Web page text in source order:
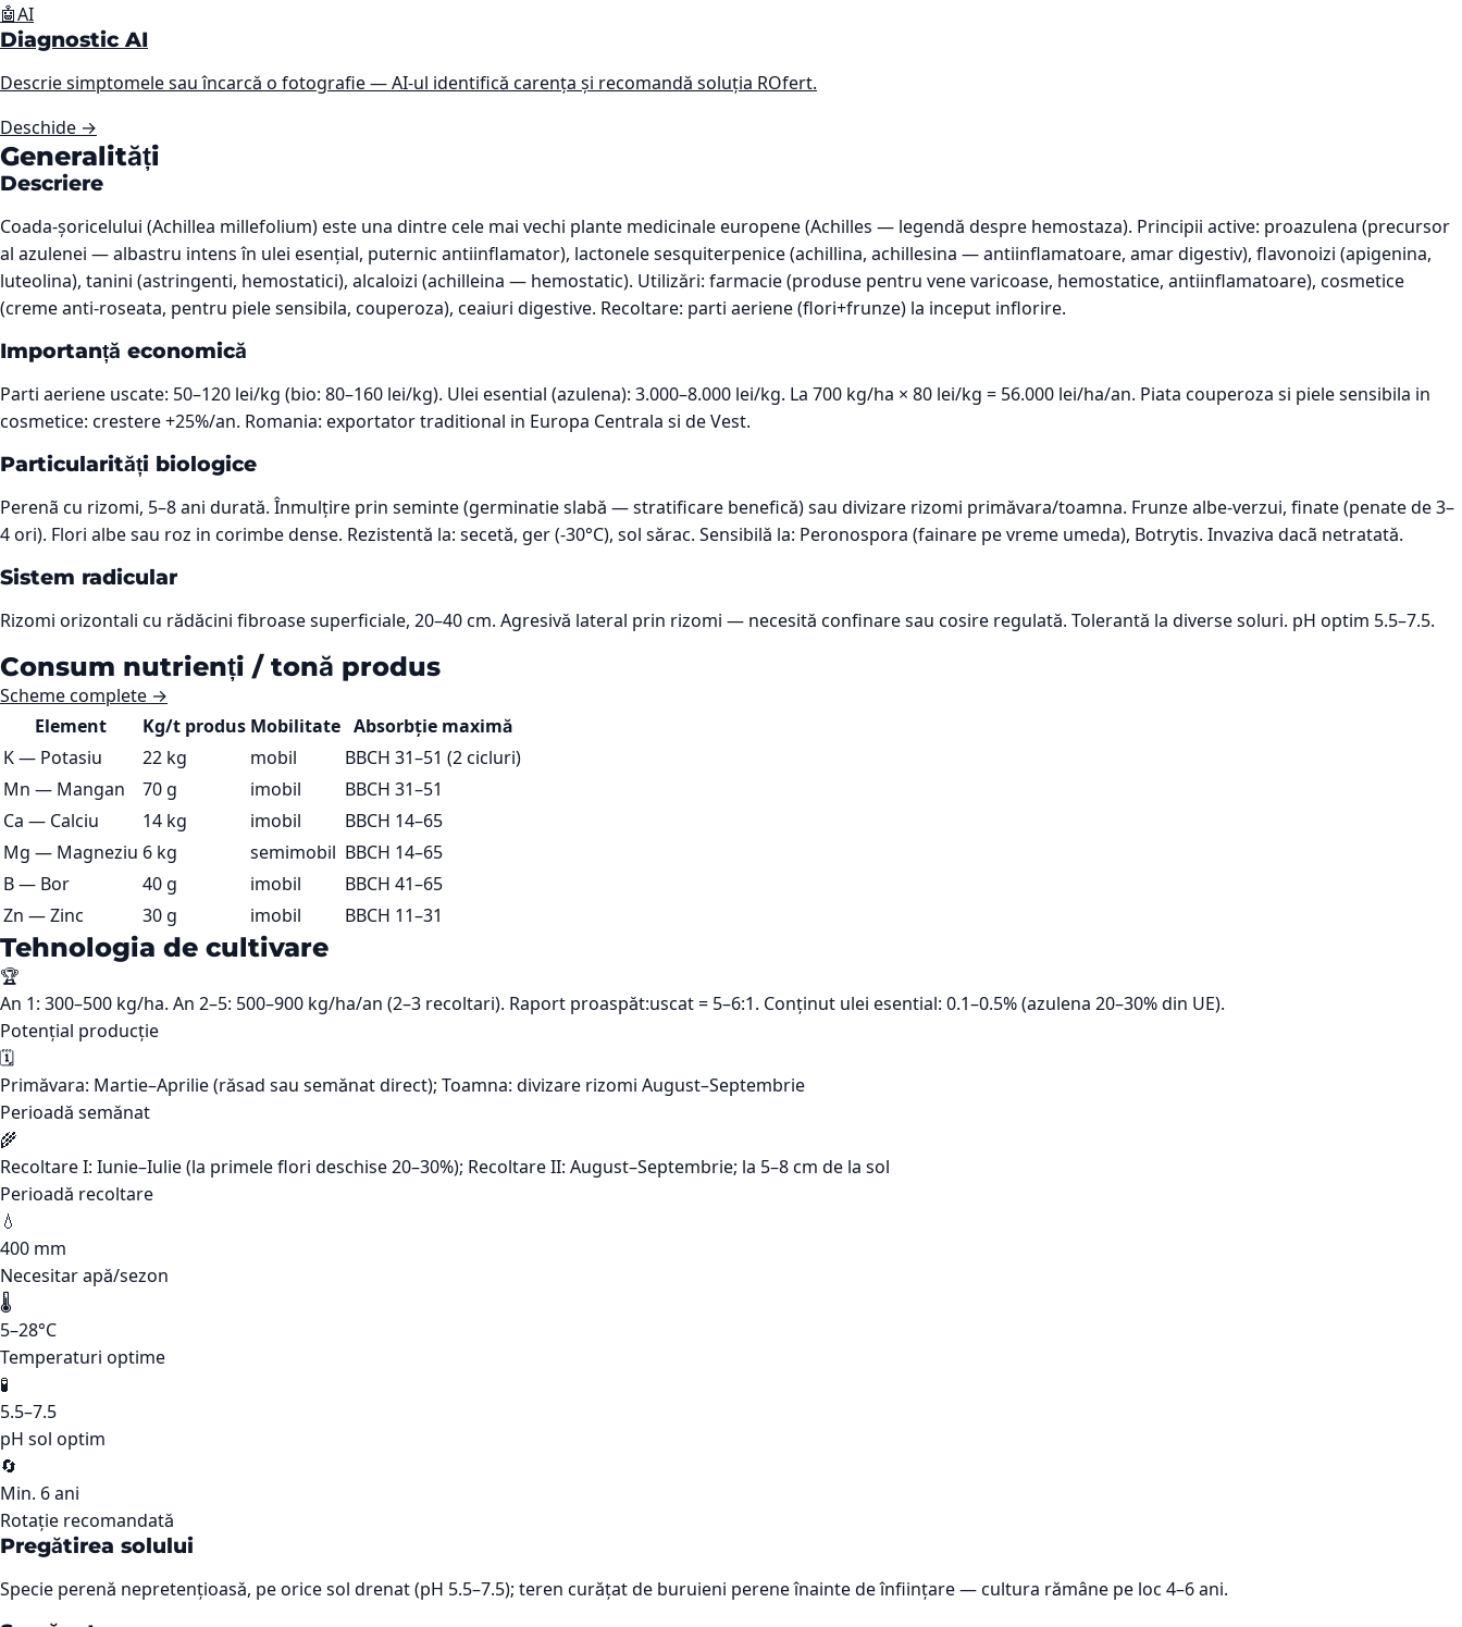
🤖AI
Diagnostic AI
Descrie simptomele sau încarcă o fotografie — AI-ul identifică carența și recomandă soluția ROfert.
Deschide →
Generalități
Descriere
Coada-șoricelului (Achillea millefolium) este una dintre cele mai vechi plante medicinale europene (Achilles — legendă despre hemostaza). Principii active: proazulena (precursor
al azulenei — albastru intens în ulei esențial, puternic antiinflamator), lactonele sesquiterpenice (achillina, achillesina — antiinflamatoare, amar digestiv), flavonoizi (apigenina,
luteolina), tanini (astringenti, hemostatici), alcaloizi (achilleina — hemostatic). Utilizări: farmacie (produse pentru vene varicoase, hemostatice, antiinflamatoare), cosmetice
(creme anti-roseata, pentru piele sensibila, couperoza), ceaiuri digestive. Recoltare: parti aeriene (flori+frunze) la inceput inflorire.
Importanță economică
Parti aeriene uscate: 50–120 lei/kg (bio: 80–160 lei/kg). Ulei esential (azulena): 3.000–8.000 lei/kg. La 700 kg/ha × 80 lei/kg = 56.000 lei/ha/an. Piata couperoza si piele sensibila in
cosmetice: crestere +25%/an. Romania: exportator traditional in Europa Centrala si de Vest.
Particularități biologice
Perenã cu rizomi, 5–8 ani durată. Înmulțire prin seminte (germinatie slabă — stratificare benefică) sau divizare rizomi primăvara/toamna. Frunze albe-verzui, finate (penate de 3–
4 ori). Flori albe sau roz in corimbe dense. Rezistentă la: secetă, ger (-30°C), sol sărac. Sensibilă la: Peronospora (fainare pe vreme umeda), Botrytis. Invaziva dacã netratată.
Sistem radicular
Rizomi orizontali cu rădăcini fibroase superficiale, 20–40 cm. Agresivă lateral prin rizomi — necesită confinare sau cosire regulată. Tolerantă la diverse soluri. pH optim 5.5–7.5.
Consum nutrienți / tonă produs
Scheme complete →
Element
Kg/t produs Mobilitate Absorbție maximă
K— Potasiu 22 kg mobil
BBCH 31–51 (2 cicluri)
Mn — Mangan 70 g imobil
BBCH 31–51
Ca — Calciu 14 kg imobil
BBCH 14–65
Mg — Magneziu 6 kg semimobil BBCH 14–65
B— Bor 40 g imobil
BBCH 41–65
Zn —Zinc 30 g imobil BBCH 11–31
Tehnologia de cultivare
🏆
An 1: 300–500 kg/ha. An 2–5: 500–900 kg/ha/an (2–3 recoltari). Raport proaspăt:uscat = 5–6:1. Conținut ulei esential: 0.1–0.5% (azulena 20–30% din UE).
Potențial producție
🗓️
Primăvara: Martie–Aprilie (răsad sau semănat direct); Toamna: divizare rizomi August–Septembrie
Perioadă semănat
🌾
Recoltare I: Iunie–Iulie (la primele flori deschise 20–30%); Recoltare II: August–Septembrie; la 5–8 cm de la sol
Perioadă recoltare
💧
400 mm
Necesitar apă/sezon
🌡️
5–28°C
Temperaturi optime
🧪
5.5–7.5
pH sol optim
🔄
Min. 6 ani
Rotație recomandată
Pregătirea solului
Specie perenă nepretențioasă, pe orice sol drenat (pH 5.5–7.5); teren curățat de buruieni perene înainte de înființare — cultura rămâne pe loc 4–6 ani.